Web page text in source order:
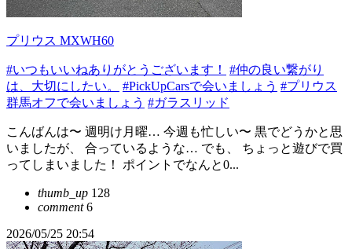
プリウス MXWH60
#いつもいいねありがとうございます！
#仲の良い繋がり
は、大切にしたい。
#PickUpCarsで会いましょう #プリウス
群馬オフで会いましょう #ガラスリッド
こんばんは〜 週明け月曜… 今週も忙しい〜 黒でどうかと思
いましたが、 合っているような… でも、 ちょっと遊びで買
ってしまいました！ ポイントでなんと0...
thumb_up 128
comment6
2026/05/25 20:54